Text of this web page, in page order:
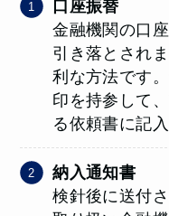
口座振替
金融機関の口
引き落とされ
利な方法です
印を持参して
る依頼書に記
納入通知書
検針後に送付